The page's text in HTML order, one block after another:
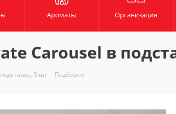
Ароматы Организация
Carousel в
5 шт - Подборки